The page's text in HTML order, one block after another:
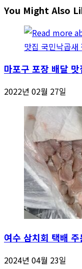
You Might Also
마포구 포장 배달
2022년 02월 27일
여수 삼치회 택배
2024년 04월 23일